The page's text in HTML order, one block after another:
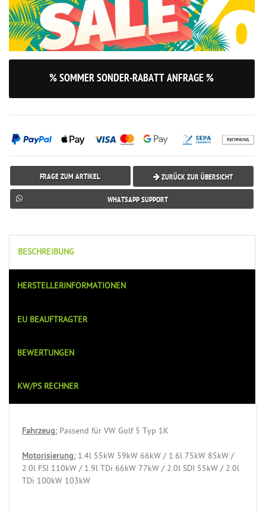
% SOMMER SONDER-RABATT ANFRAGE %
FRAGE ZUM ARTIKEL ZURÜCK ZUR ÜBERSICHT
WHATSAPP SUPPORT
BESCHREIBUNG
HERSTELLERINFORMATIONEN
EU BEAUFTRAGTER
BEWERTUNGEN
KW/PS RECHNER
Fahrzeug:Passend für VW Golf 5 Typ 1K
Motorisierung:1.4l 55kW 59kW 66kW / 1.6l 75kW 85kW /
2.0l FSI 110kW / 1.9l TDi 66kW 77kW / 2.0l SDI 55kW / 2.0l
TDi 100kW 103kW